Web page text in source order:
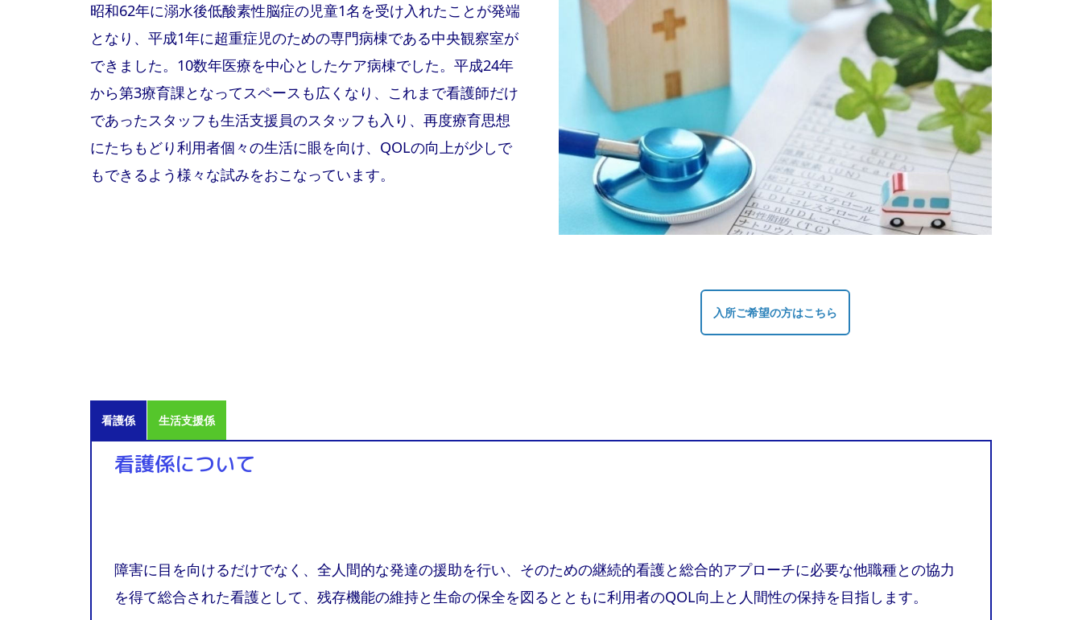
昭和62年に溺水後低酸素性脳症の児童1名を受け入れたことが発端
となり、平成1年に超重症児のための専門病棟である中央観察室が
できました。10数年医療を中心としたケア病棟でした。平成24年
から第3療育課となってスペースも広くなり、これまで看護師だけ
であったスタッフも生活支援員のスタッフも入り、再度療育思想
にたちもどり利用者個々の生活に眼を向け、QOLの向上が少しで
もできるよう様々な試みをおこなっています。
入所ご希望の方はこちら
看護係 生活支援係
看護係について
障害に目を向けるだけでなく、全人間的な発達の援助を行い、そのための継続的看護と総合的アプローチに必要な他職種との協力
を得て総合された看護として、残存機能の維持と生命の保全を図るとともに利用者のQOL向上と人間性の保持を目指します。